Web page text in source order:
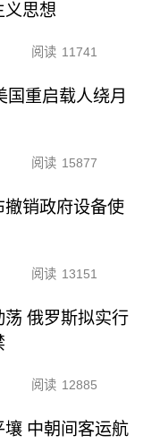
义思想
阅读 11741
重启载人绕月
阅读 15877
销政府设备使
阅读 13151
俄罗斯拟实行
阅读 12885
壤 中朝间客运航